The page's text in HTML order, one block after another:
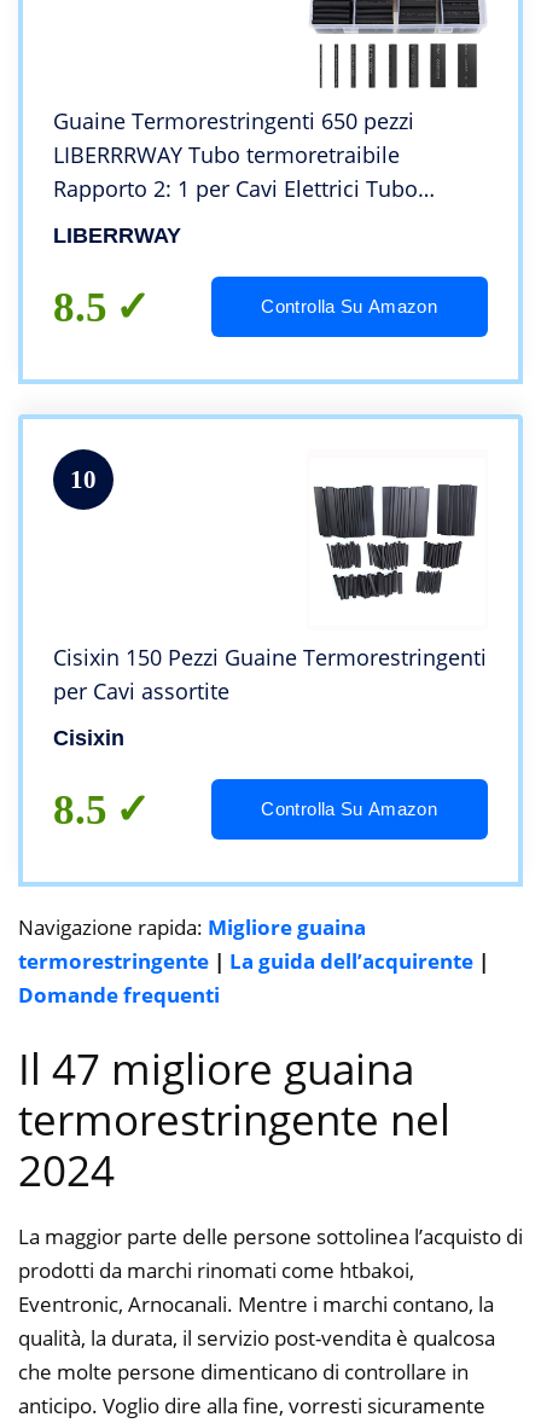
Guaine Termorestringenti 650 pezzi
LIBERRRWAY Tubo termoretraibile
Rapporto 2: 1 per Cavi Elettrici Tubo
Termorestringente Car Electrical Wire
LIBERRWAY
8.5 Controlla Su Amazon
10
Cisixin 150 Pezzi Guaine Termorestringenti
per Cavi assortite
Cisixin
8.5 Controlla Su Amazon
Navigazione rapida: Migliore guaina
termorestringente | La guida dell’acquirente |
Domande frequenti
Il 47 migliore guaina
termorestringente nel
2024
La maggior parte delle persone sottolinea l’acquisto di
prodotti da marchi rinomati come htbakoi,
Eventronic, Arnocanali. Mentre i marchi contano, la
qualità, la durata, il servizio post-vendita è qualcosa
che molte persone dimenticano di controllare in
anticipo. Voglio dire alla fine, vorresti sicuramente